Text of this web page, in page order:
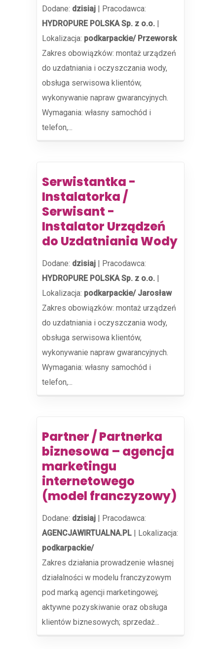
Dodane: dzisiaj | Pracodawca:
HYDROPURE POLSKA Sp. z o.o. |
Lokalizacja: podkarpackie/ Przeworsk
Zakres obowiązków: montaż urządzeń
do uzdatniania i oczyszczania wody,
obsługa serwisowa klientów,
wykonywanie napraw gwarancyjnych.
Wymagania: własny samochód i
telefon,...
Serwistantka -
Instalatorka /
Serwisant -
Instalator Urządzeń
do Uzdatniania Wody
Dodane: dzisiaj | Pracodawca:
HYDROPURE POLSKA Sp. z o.o. |
Lokalizacja: podkarpackie/ Jarosław
Zakres obowiązków: montaż urządzeń
do uzdatniania i oczyszczania wody,
obsługa serwisowa klientów,
wykonywanie napraw gwarancyjnych.
Wymagania: własny samochód i
telefon,...
Partner / Partnerka
biznesowa – agencja
marketingu
internetowego
(model franczyzowy)
Dodane: dzisiaj | Pracodawca:
AGENCJAWIRTUALNA.PL | Lokalizacja:
podkarpackie/
Zakres działania prowadzenie własnej
działalności w modelu franczyzowym
pod marką agencji marketingowej;
aktywne pozyskiwanie oraz obsługa
klientów biznesowych; sprzedaż...